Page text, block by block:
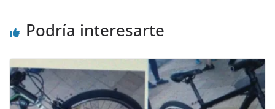
Podría interesarte